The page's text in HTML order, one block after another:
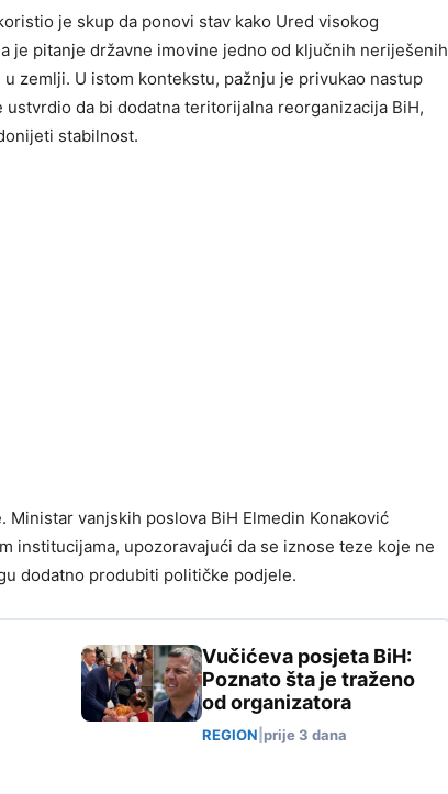
je skup da ponovi stav kako Ured visokog
je pitanje državne imovine jedno od ključnih neriješenih
zemlji. U istom kontekstu, pažnju je privukao nastup
da bi dodatna teritorijalna reorganizacija BiH,
stabilnost.
vanjskih poslova BiH Elmedin Konaković
institucijama, upozoravajući da se iznose teze koje ne
dodatno produbiti političke podjele.
Vučićeva posjeta BiH:
Poznato šta je traženo
od organizatora
REGION prije 3 dana